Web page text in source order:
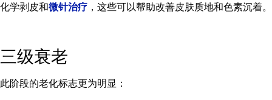
化学剥皮和微针治疗 ，这些可以帮助改善皮肤质地和色素沉着。
三级衰老
此阶段的老化标志更为明显：